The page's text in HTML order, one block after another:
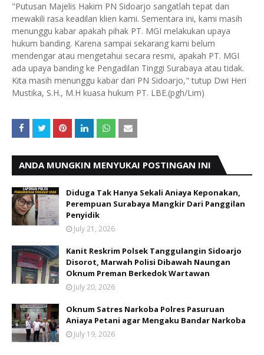
"Putusan Majelis Hakim PN Sidoarjo sangatlah tepat dan
mewakili rasa keadilan klien kami. Sementara ini, kami masih
menunggu kabar apakah pihak PT. MGI melakukan upaya
hukum banding. Karena sampai sekarang kami belum
mendengar atau mengetahui secara resmi, apakah PT. MGI
ada upaya banding ke Pengadilan Tinggi Surabaya atau tidak.
Kita masih menunggu kabar dari PN Sidoarjo," tutup Dwi Heri
Mustika, S.H., M.H kuasa hukum PT. LBE.(pgh/Lim)
ANDA MUNGKIN MENYUKAI POSTINGAN INI
Diduga Tak Hanya Sekali Aniaya Keponakan,
Perempuan Surabaya Mangkir Dari Panggilan
Penyidik
July 21, 2026
Kanit Reskrim Polsek Tanggulangin Sidoarjo
Disorot, Marwah Polisi Dibawah Naungan
Oknum Preman Berkedok Wartawan
July 20, 2026
Oknum Satres Narkoba Polres Pasuruan
Aniaya Petani agar Mengaku Bandar Narkoba
July 19, 2026